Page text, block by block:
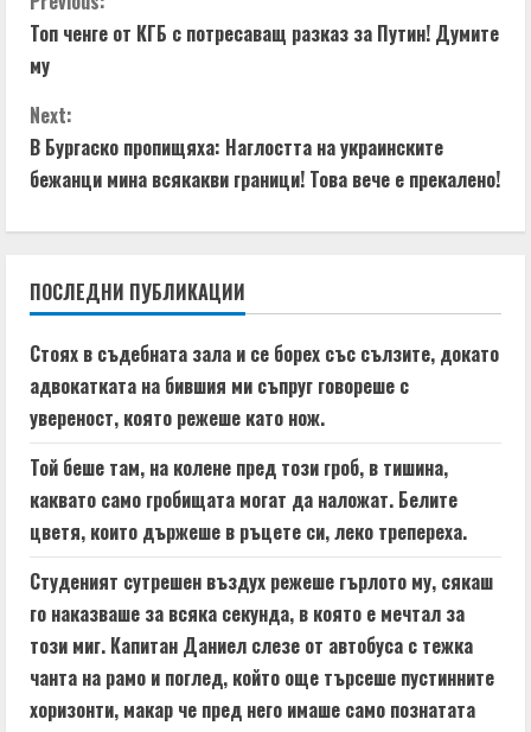
o
n
t
u
e
R
e
a
d
i
n
g
Топ ченге от КГБ с потресаващ разказ за Путин! Думите
му
Next:
В Бургаско пропищяха: Наглостта на украинските
бежанци мина всякакви граници! Това вече е прекалено!
ПОСЛЕДНИ ПУБЛИКАЦИИ
Стоях в съдебната зала и се борех със сълзите, докато
адвокатката на бившия ми съпруг говореше с
увереност, която режеше като нож.
Той беше там, на колене пред този гроб, в тишина,
каквато само гробищата могат да наложат. Белите
цветя, които държеше в ръцете си, леко трепереха.
Студеният сутрешен въздух режеше гърлото му, сякаш
го наказваше за всяка секунда, в която е мечтал за
този миг. Капитан Даниел слезе от автобуса с тежка
чанта на рамо и поглед, който още търсеше пустинните
хоризонти, макар че пред него имаше само познатата